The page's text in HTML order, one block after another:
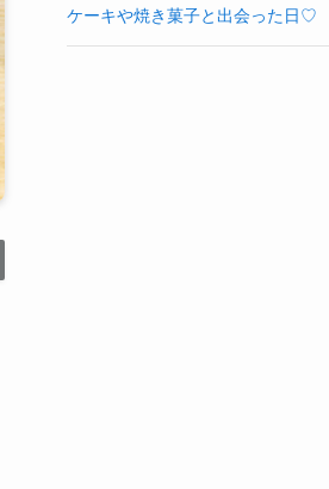
ケーキや焼き菓子と出会った日♡